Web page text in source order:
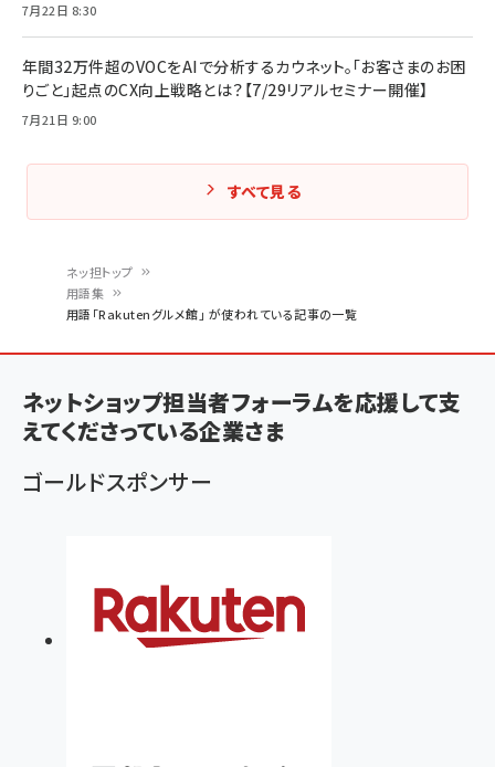
ン
く
ず
ネッ担トップ
用語集
用語「Rakutenグルメ館」 が使われている記事の一覧
7月22日 8:30
年間32万件超のVOCをAIで分析するカウネット。「お客さまのお困
りごと」起点のCX向上戦略とは？【7/29リアルセミナー開催】
7月21日 9:00
すべて見る
ネットショップ担当者フォーラムを応援して支
えてくださっている企業さま
ゴールドスポンサー